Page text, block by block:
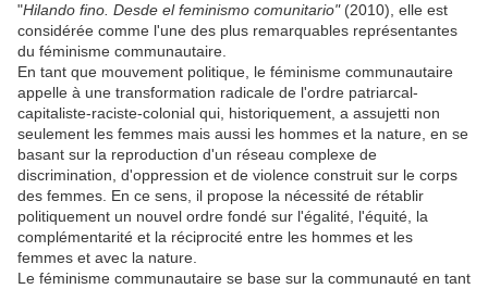
"Hilando fino. Desde el feminismo comunitario"(2010), elle est
considérée comme l'une des plus remarquables représentantes
du féminisme communautaire.
En tant que mouvement politique, le féminisme communautaire
appelle à une transformation radicale de l'ordre patriarcal-
capitaliste-raciste-colonial qui, historiquement, a assujetti non
seulement les femmes mais aussi les hommes et la nature, en se
basant sur la reproduction d'un réseau complexe de
discrimination, d'oppression et de violence construit sur le corps
des femmes. En ce sens, il propose la nécessité de rétablir
politiquement un nouvel ordre fondé sur l'égalité, l'équité, la
complémentarité et la réciprocité entre les hommes et les
femmes et avec la nature.
Le féminisme communautaire se base sur la communauté en tant